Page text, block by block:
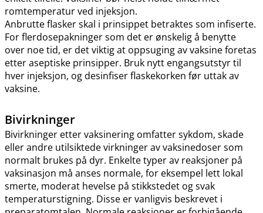
romtemperatur ved injeksjon.
Anbrutte flasker skal i prinsippet betraktes som infiserte.
For flerdosepakninger som det er ønskelig å benytte
over noe tid, er det viktig at oppsuging av vaksine foretas
etter aseptiske prinsipper. Bruk nytt engangsutstyr til
hver injeksjon, og desinfiser flaskekorken før uttak av
vaksine.
Bivirkninger
Bivirkninger etter vaksinering omfatter sykdom, skade
eller andre utilsiktede virkninger av vaksinedoser som
normalt brukes på dyr. Enkelte typer av reaksjoner på
vaksinasjon må anses normale, for eksempel lett lokal
smerte, moderat hevelse på stikkstedet og svak
temperaturstigning. Disse er vanligvis beskrevet i